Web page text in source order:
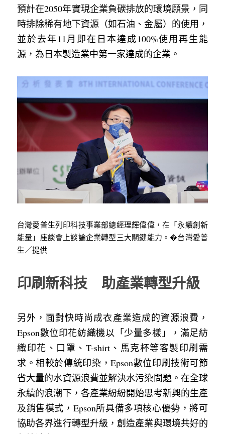
預計在2050年實現企業負碳排放的環境願景，同
時排除稀有地下資源（如石油、金屬）的使用，
並於去年11月即在日本達成100%使用再生能
源，為日本製造業中第一家達成的企業。
台灣愛普生列印科技事業部總經理輝偉偉，在「永續創新
能量」座談會上談論企業轉型三大關鍵能力。�台灣愛普
生／提供
印刷新科技　助產業轉型升級
另外，面對快時尚成衣產業造成的資源浪費，
Epson數位印花紡織機以「少量多樣」，滿足紡
織印花、口罩、T-shirt、馬克杯等客製印刷需
求。相較於傳統印染，Epson數位印刷技術可節
省大量的水資源浪費並解決水污染問題。在全球
永續的浪潮下，各產業紛紛開始思考新興的生產
及銷售模式，Epson所具備多項核心優勢，將可
協助各界進行轉型升級，創造產業與環境共好的